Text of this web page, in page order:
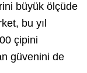
büyük ölçüde
bu yıl
çipini
güvenini de